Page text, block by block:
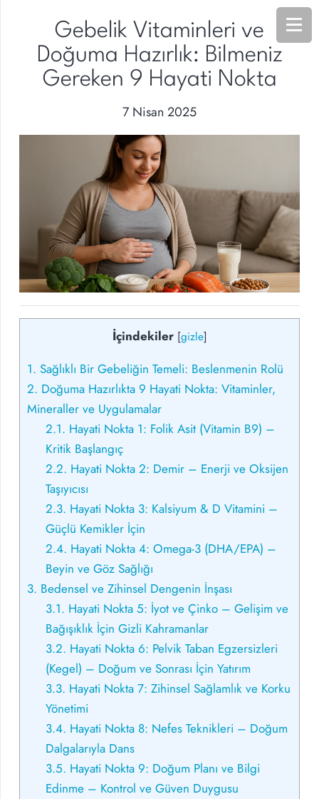
Gebelik Vitaminleri ve
Doğuma Hazırlık: Bilmeniz
Gereken 9 Hayati Nokta
7 Nisan 2025
İçindekiler [gizle]
1. Sağlıklı Bir Gebeliğin Temeli: Beslenmenin Rolü
2. Doğuma Hazırlıkta 9 Hayati Nokta: Vitaminler,
Mineraller ve Uygulamalar
2.1. Hayati Nokta 1: Folik Asit (Vitamin B9) –
Kritik Başlangıç
2.2. Hayati Nokta 2: Demir – Enerji ve Oksijen
Taşıyıcısı
2.3. Hayati Nokta 3: Kalsiyum & D Vitamini –
Güçlü Kemikler İçin
2.4. Hayati Nokta 4: Omega-3 (DHA/EPA) –
Beyin ve Göz Sağlığı
3. Bedensel ve Zihinsel Dengenin İnşası
3.1. Hayati Nokta 5: İyot ve Çinko – Gelişim ve
Bağışıklık İçin Gizli Kahramanlar
3.2. Hayati Nokta 6: Pelvik Taban Egzersizleri
(Kegel) – Doğum ve Sonrası İçin Yatırım
3.3. Hayati Nokta 7: Zihinsel Sağlamlık ve Korku
Yönetimi
3.4. Hayati Nokta 8: Nefes Teknikleri – Doğum
Dalgalarıyla Dans
3.5. Hayati Nokta 9: Doğum Planı ve Bilgi
Edinme – Kontrol ve Güven Duygusu